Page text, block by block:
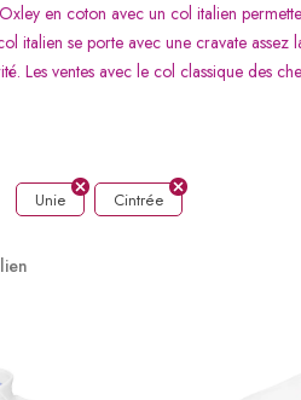
en coton avec un col italien
italien se porte avec une cravate
Les ventes avec le col classique des
Unie Cintrée